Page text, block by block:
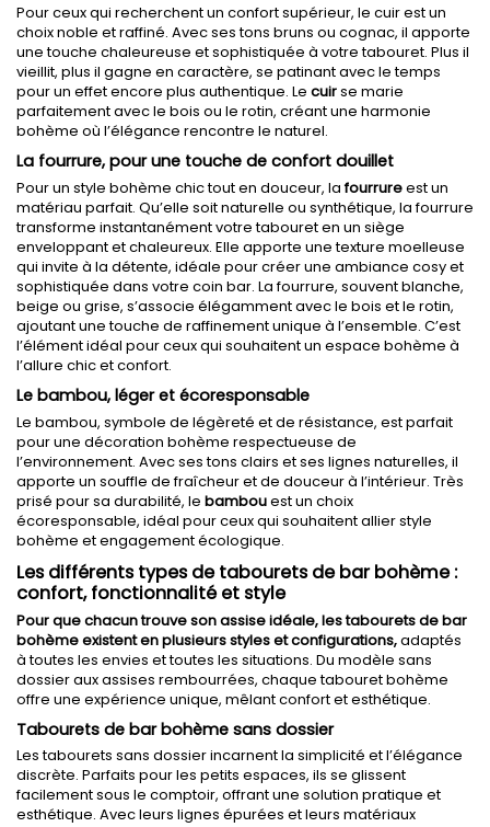
Pour ceux qui recherchent un confort supérieur, le cuir est un
choix noble et raffiné. Avec ses tons bruns ou cognac, il apporte
une touche chaleureuse et sophistiquée à votre tabouret. Plus il
vieillit, plus il gagne en caractère, se patinant avec le temps
pour un effet encore plus authentique. Le cuirse marie
parfaitement avec le bois ou le rotin, créant une harmonie
bohème où l’élégance rencontre le naturel.
La fourrure, pour une touche de confort douillet
Pour un style bohème chic tout en douceur, lafourrureest un
matériau parfait. Qu’elle soit naturelle ou synthétique, la fourrure
transforme instantanément votre tabouret en un siège
enveloppant et chaleureux. Elle apporte une texture moelleuse
qui invite à la détente, idéale pour créer une ambiance cosy et
sophistiquée dans votre coin bar. La fourrure, souvent blanche,
beige ou grise, s’associe élégamment avec le bois et le rotin,
ajoutant une touche de raffinement unique à l’ensemble. C’est
l’élément idéal pour ceux qui souhaitent un espace bohème à
l’allure chic et confort.
Le bambou, léger et écoresponsable
Le bambou, symbole de légèreté et de résistance, est parfait
pour une décoration bohème respectueuse de
l’environnement. Avec ses tons clairs et ses lignes naturelles, il
apporte un souffle de fraîcheur et de douceur à l’intérieur. Très
prisé pour sa durabilité, le bambouest un choix
écoresponsable, idéal pour ceux qui souhaitent allier style
bohème et engagement écologique.
Les différents types de tabourets de bar bohème :
confort, fonctionnalité et style
Pour que chacun trouve son assise idéale, les tabourets de bar
bohème existent en plusieurs styles et configurations,adaptés
à toutes les envies et toutes les situations. Du modèle sans
dossier aux assises rembourrées, chaque tabouret bohème
offre une expérience unique, mêlant confort et esthétique.
Tabourets de bar bohème sans dossier
Les tabourets sans dossier incarnent la simplicité et l’élégance
discrète. Parfaits pour les petits espaces, ils se glissent
facilement sous le comptoir, offrant une solution pratique et
esthétique. Avec leurs lignes épurées et leurs matériaux